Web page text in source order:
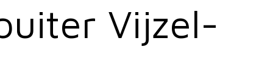
Vijzel-